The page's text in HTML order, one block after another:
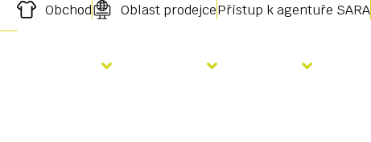
Obchod Oblast prodejcePřístup k agentuře SARA